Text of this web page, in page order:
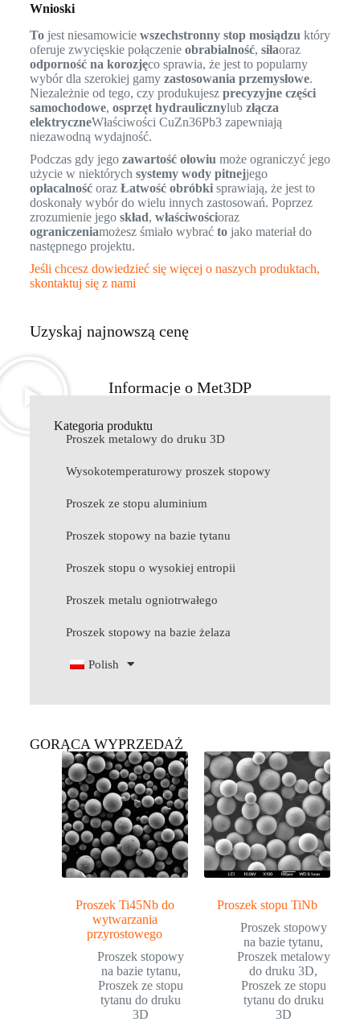
Wnioski
Tojest niesamowicie wszechstronny stop mosiądzu który
oferuje zwycięskie połączenie obrabialność, siłaoraz
odporność na korozjęco sprawia, że jest to popularny
wybór dla szerokiej gamy zastosowania przemysłowe.
Niezależnie od tego, czy produkujesz precyzyjne części
samochodowe, osprzęt hydraulicznylub złącza
elektryczneWłaściwości CuZn36Pb3 zapewniają
niezawodną wydajność.
Podczas gdy jego zawartość ołowiu może ograniczyć jego
użycie w niektórych systemy wody pitnejjego
opłacalnośćoraz Łatwość obróbkisprawiają, że jest to
doskonały wybór do wielu innych zastosowań. Poprzez
zrozumienie jego skład, właściwościoraz
ograniczeniamożesz śmiało wybrać tojako materiał do
następnego projektu.
Jeśli chcesz dowiedzieć się więcej o naszych produktach,
skontaktuj się z nami
Uzyskaj najnowszą cenę
Informacje o Met3DP
Kategoria produktu
Proszek metalowy do druku 3D
Wysokotemperaturowy proszek stopowy
Proszek ze stopu aluminium
Proszek stopowy na bazie tytanu
Proszek stopu o wysokiej entropii
Proszek metalu ogniotrwałego
Proszek stopowy na bazie żelaza
Polish
GORĄCA WYPRZEDAŻ
Proszek Ti45Nb do
wytwarzania
przyrostowego
Proszek stopowy
na bazie tytanu,
Proszek ze stopu
tytanu do druku
3D
Proszek stopu TiNb
Proszek stopowy
na bazie tytanu,
Proszek metalowy
do druku 3D,
Proszek ze stopu
tytanu do druku
3D